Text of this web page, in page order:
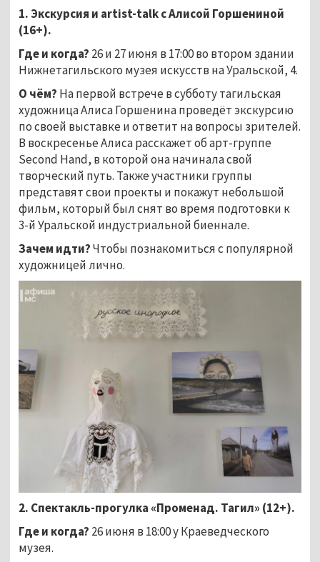
1. Экскурсия и artist-talk с Алисой Горшениной
(16+).
Где и когда? 26 и 27 июня в 17:00 во втором здании
Нижнетагильского музея искусств на Уральской, 4.
О чём? На первой встрече в субботу тагильская
художница Алиса Горшенина проведёт экскурсию
по своей выставке и ответит на вопросы зрителей.
В воскресенье Алиса расскажет об арт-группе
Second Hand, в которой она начинала свой
творческий путь. Также участники группы
представят свои проекты и покажут небольшой
фильм, который был снят во время подготовки к
3-й Уральской индустриальной биеннале.
Зачем идти?Чтобы познакомиться с популярной
художницей лично.
2. Спектакль-прогулка «Променад. Тагил» (12+).
Где и когда? 26 июня в 18:00 у Краеведческого
музея.